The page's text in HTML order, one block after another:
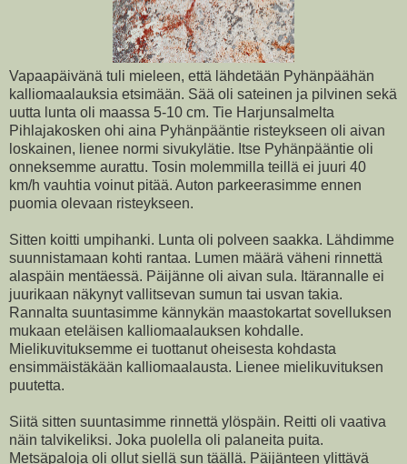
Vapaapäivänä tuli mieleen, että lähdetään Pyhänpäähän
kalliomaalauksia etsimään. Sää oli sateinen ja pilvinen sekä
uutta lunta oli maassa 5-10 cm. Tie Harjunsalmelta
Pihlajakosken ohi aina Pyhänpääntie risteykseen oli aivan
loskainen, lienee normi sivukylätie. Itse Pyhänpääntie oli
onneksemme aurattu. Tosin molemmilla teillä ei juuri 40
km/h vauhtia voinut pitää. Auton parkeerasimme ennen
puomia olevaan risteykseen.
Sitten koitti umpihanki. Lunta oli polveen saakka. Lähdimme
suunnistamaan kohti rantaa. Lumen määrä väheni rinnettä
alaspäin mentäessä. Päijänne oli aivan sula. Itärannalle ei
juurikaan näkynyt vallitsevan sumun tai usvan takia.
Rannalta suuntasimme kännykän maastokartat sovelluksen
mukaan eteläisen kalliomaalauksen kohdalle.
Mielikuvituksemme ei tuottanut oheisesta kohdasta
ensimmäistäkään kalliomaalausta. Lienee mielikuvituksen
puutetta.
Siitä sitten suuntasimme rinnettä ylöspäin. Reitti oli vaativa
näin talvikeliksi. Joka puolella oli palaneita puita.
Metsäpaloja oli ollut siellä sun täällä. Päijänteen ylittävä